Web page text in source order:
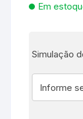
Em
Simulação